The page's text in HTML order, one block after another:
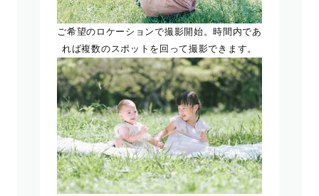
ご希望のロケーションで撮影開始。時間内であ
れば複数のスポットを回って撮影できます。